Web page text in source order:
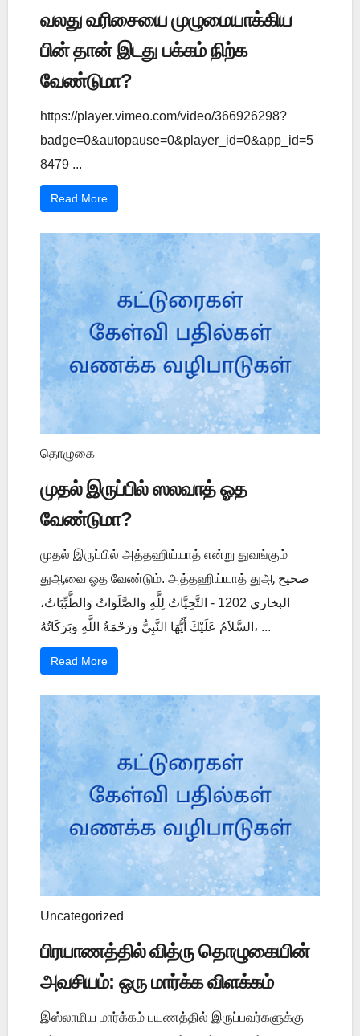
வலது வரிசையை முழுமையாக்கிய
பின் தான் இடது பக்கம் நிற்க
வேண்டுமா?
https://player.vimeo.com/video/366926298?
badge=0&autopause=0&player_id=0&app_id=5
8479 ...
Read More
தொழுகை
முதல் இருப்பில் ஸலவாத் ஓத
வேண்டுமா?
முதல் இருப்பில் அத்தஹிய்யாத் என்று துவங்கும்
துஆவை ஓத வேண்டும். அத்தஹிய்யாத் துஆ صحيح
البخاري 1202 - التَّحِيَّاتُ لِلَّهِ وَالصَّلَوَاتُ وَالطَّيِّبَاتُ،
السَّلاَمُ عَلَيْكَ أَيُّهَا النَّبِيُّ وَرَحْمَةُ اللَّهِ وَبَرَكَاتُهُ، ...
Read More
Uncategorized
பிரயாணத்தில் வித்ரு தொழுகையின்
அவசியம்: ஒரு மார்க்க விளக்கம்
இஸ்லாமிய மார்க்கம் பயணத்தில் இருப்பவர்களுக்கு